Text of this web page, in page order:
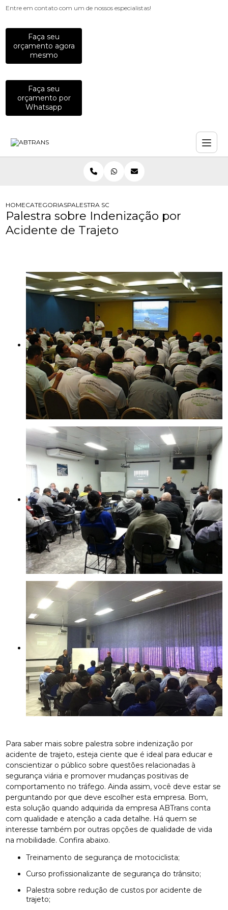
Entre em contato com um de nossos especialistas!
Faça seu
orçamento agora
mesmo
Faça seu
orçamento por
Whatsapp
HOMECATEGORIASPALESTRA SOBRE INDENIZACAO POR ACIDENTE
Palestra sobre Indenização por
Acidente de Trajeto
Para saber mais sobre palestra sobre indenização por
acidente de trajeto, esteja ciente que é ideal para educar e
conscientizar o público sobre questões relacionadas à
segurança viária e promover mudanças positivas de
comportamento no tráfego. Ainda assim, você deve estar se
perguntando por que deve escolher esta empresa. Bom,
esta solução quando adquirida da empresa ABTrans conta
com qualidade e atenção a cada detalhe. Há quem se
interesse também por outras opções de qualidade de vida
na mobilidade. Confira abaixo.
treinamento de segurança de motociclista;
curso profissionalizante de segurança do trânsito;
palestra sobre redução de custos por acidente de
trajeto;